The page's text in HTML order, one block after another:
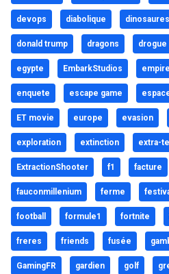
devops diabolique dinosaures
donald trump dragons drogue
egypte EmbarkStudios
enquete escape game
ET movie europe evasion
exploration extinction extra-
ExtractionShooter f1 facture
fauconmillenium ferme
football formule1 fortnite
freres friends fusée
GamingFR gardien golf